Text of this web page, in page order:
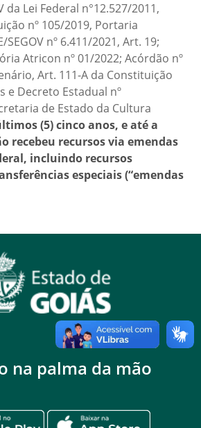
da Lei Federal n°12.527/2011,
nº 105/2019, Portaria
nº 6.411/2021, Art. 19;
Atricon nº 01/2022; Acórdão nº
Art. 111-A da Constituição
e Decreto Estadual nº
de Estado da Cultura
(5) cinco anos, e até a
recebeu recursos via emendas
incluindo recursos
especiais (“emendas
na palma da mão